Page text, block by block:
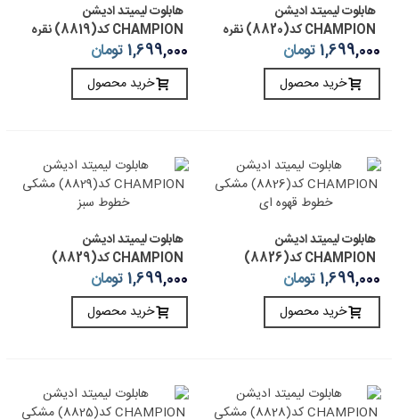
هابلوت لیمیتد ادیشن
CHAMPION کد(8820) نقره
ای خطوط قهوه ای
1,699,000 تومان
خرید محصول
هابلوت لیمیتد ادیشن
CHAMPION کد(8819) نقره
ای خطوط سفید
1,699,000 تومان
خرید محصول
هابلوت لیمیتد ادیشن
CHAMPION کد(8826)
مشکی خطوط قهوه ای
1,699,000 تومان
خرید محصول
هابلوت لیمیتد ادیشن
CHAMPION کد(8829)
مشکی خطوط سبز
1,699,000 تومان
خرید محصول